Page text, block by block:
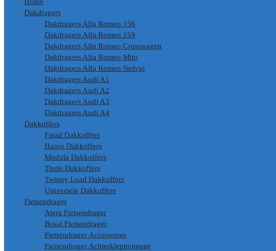
Home
Dakdragers
Dakdragers Alfa Romeo 156
Dakdragers Alfa Romeo 159
Dakdragers Alfa Romeo Crosswagen
Dakdragers Alfa Romeo Mito
Dakdragers Alfa Romeo Stelvio
Dakdragers Audi A1
Dakdragers Audi A2
Dakdragers Audi A3
Dakdragers Audi A4
Dakkoffers
Farad Dakkoffers
Hapro Dakkoffers
Modula Dakkoffers
Thule Dakkoffers
Twinny Load Dakkoffers
Universele Dakkoffers
Fietsendrager
Atera Fietsendrager
Bosal Fietsendrager
Fietsendrager Accessoires
Fietsendrager Achterklepmontage